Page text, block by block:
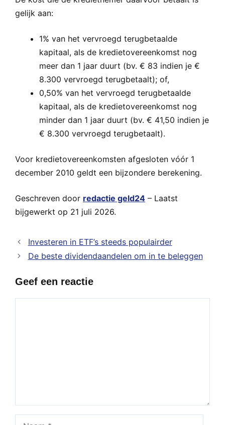
gelijk aan:
1% van het vervroegd terugbetaalde
kapitaal, als de kredietovereenkomst nog
meer dan 1 jaar duurt (bv. € 83 indien je €
8.300 vervroegd terugbetaalt); of,
0,50% van het vervroegd terugbetaalde
kapitaal, als de kredietovereenkomst nog
minder dan 1 jaar duurt (bv. € 41,50 indien je
€ 8.300 vervroegd terugbetaalt).
Voor kredietovereenkomsten afgesloten vóór 1
december 2010 geldt een bijzondere berekening.
Geschreven door redactie geld24 – Laatst
bijgewerkt op 21 juli 2026.
Investeren in ETF’s steeds populairder
De beste dividendaandelen om in te beleggen
Geef een reactie
Naam